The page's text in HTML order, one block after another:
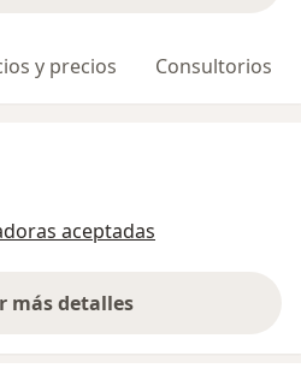
y precios Consultorios
aceptadas
más detalles
sobre la experiencia